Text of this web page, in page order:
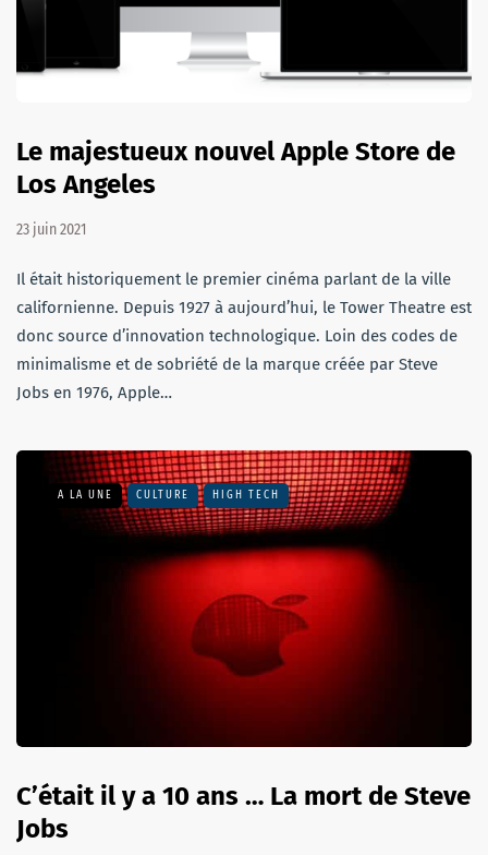
Le majestueux nouvel Apple Store de
Los Angeles
23 juin 2021
Il était historiquement le premier cinéma parlant de la ville
californienne. Depuis 1927 à aujourd’hui, le Tower Theatre est
donc source d’innovation technologique. Loin des codes de
minimalisme et de sobriété de la marque créée par Steve
Jobs en 1976, Apple…
A LA UNE CULTURE HIGH TECH
C’était il y a 10 ans … La mort de Steve
Jobs